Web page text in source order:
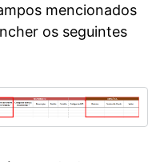
mencionados
os seguintes